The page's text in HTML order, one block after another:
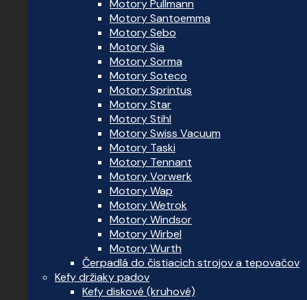
Motory Pullmann
Motory Santoemma
Motory Sebo
Motory Sia
Motory Sorma
Motory Soteco
Motory Sprintus
Motory Star
Motory Stihl
Motory Swiss Vacuum
Motory Taski
Motory Tennant
Motory Vorwerk
Motory Wap
Motory Wetrok
Motory Windsor
Motory Wirbel
Motory Wurth
Čerpadlá do čistiacich strojov a tepovačov
Kefy držiaky padov
Kefy diskové (kruhové)